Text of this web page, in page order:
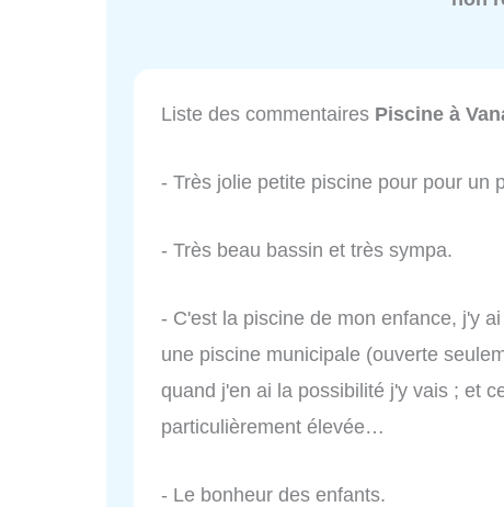
Liste des commentaires Piscine à
- Très jolie petite piscine pour pour un
- Très beau bassin et très sympa.
- C'est la piscine de mon enfance, j'y
une piscine municipale (ouverte
quand j'en ai la possibilité j'y vais ; et
particulièrement élevée…
- Le bonheur des enfants.